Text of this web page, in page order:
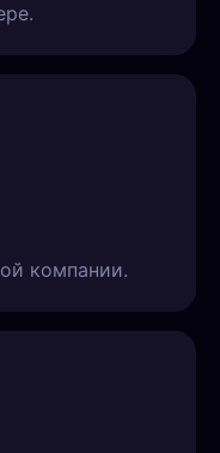
компании.